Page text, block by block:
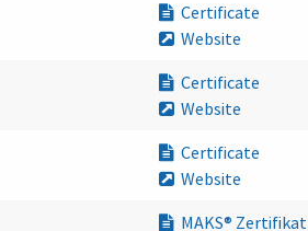
Certificate
Website
Certificate
Website
Certificate
Website
MAKS® Zertifikat